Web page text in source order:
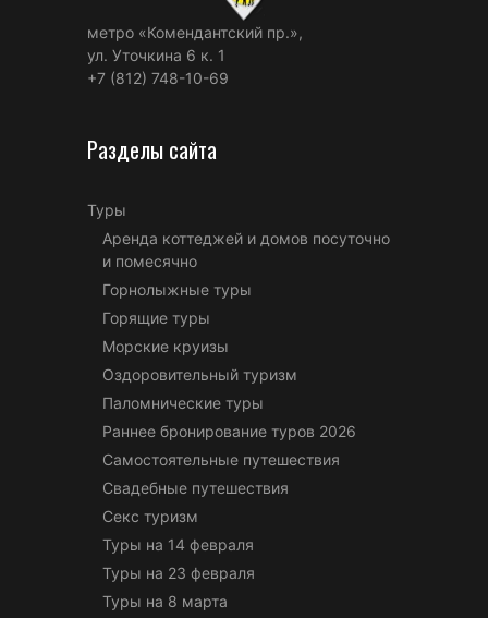
метро «Комендантский пр.»,
ул. Уточкина 6 к. 1
+7 (812) 748-10-69
Разделы сайта
Туры
Аренда коттеджей и домов посуточно
и помесячно
Горнолыжные туры
Горящие туры
Морские круизы
Оздоровительный туризм
Паломнические туры
Раннее бронирование туров 2026
Самостоятельные путешествия
Свадебные путешествия
Секс туризм
Туры на 14 февраля
Туры на 23 февраля
Туры на 8 марта